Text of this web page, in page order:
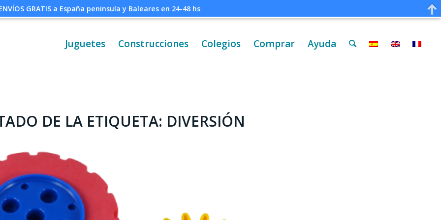
Juguetes Construcciones Colegios Comprar Ayuda
DE LA ETIQUETA: DIVERSIÓN
GRATIS a España peninsula y Baleares en 24-48 hs